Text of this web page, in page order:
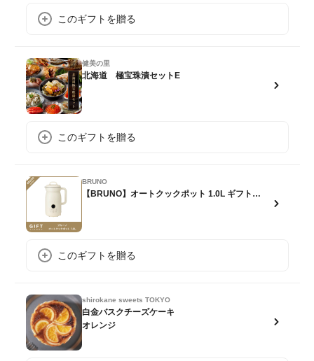
このギフトを贈る
健美の里
北海道 極宝珠漬セットE
このギフトを贈る
BRUNO
【BRUNO】オートクックポット 1.0L ギフトチケット
このギフトを贈る
shirokane sweets TOKYO
白金バスクチーズケーキ
オレンジ